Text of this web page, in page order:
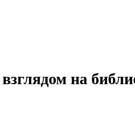
на